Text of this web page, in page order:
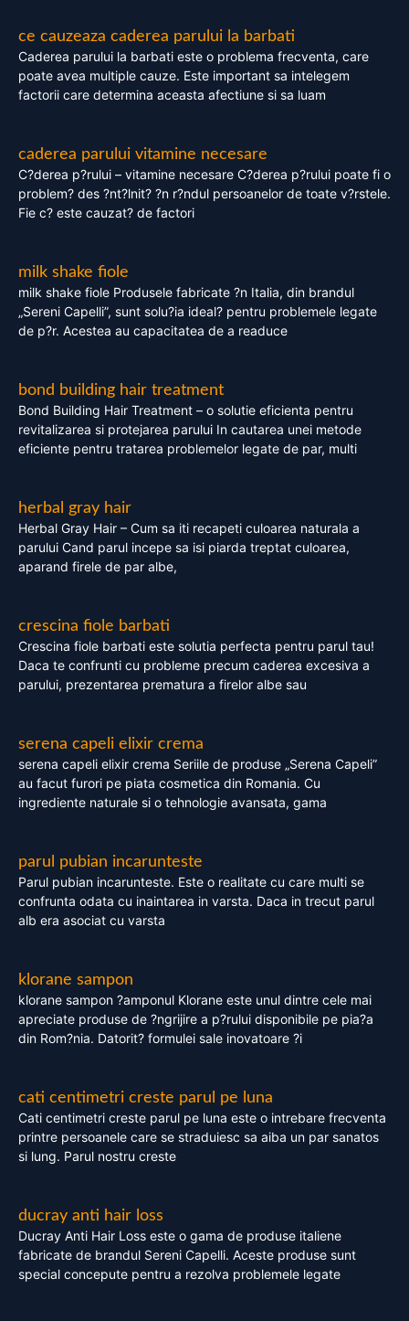
ce cauzeaza caderea parului la barbati
Caderea parului la barbati este o problema frecventa, care
poate avea multiple cauze. Este important sa intelegem
factorii care determina aceasta afectiune si sa luam
caderea parului vitamine necesare
C?derea p?rului – vitamine necesare C?derea p?rului poate fi o
problem? des ?nt?lnit? ?n r?ndul persoanelor de toate v?rstele.
Fie c? este cauzat? de factori
milk shake fiole
milk shake fiole Produsele fabricate ?n Italia, din brandul
„Sereni Capelli”, sunt solu?ia ideal? pentru problemele legate
de p?r. Acestea au capacitatea de a readuce
bond building hair treatment
Bond Building Hair Treatment – o solutie eficienta pentru
revitalizarea si protejarea parului In cautarea unei metode
eficiente pentru tratarea problemelor legate de par, multi
herbal gray hair
Herbal Gray Hair – Cum sa iti recapeti culoarea naturala a
parului Cand parul incepe sa isi piarda treptat culoarea,
aparand firele de par albe,
crescina fiole barbati
Crescina fiole barbati este solutia perfecta pentru parul tau!
Daca te confrunti cu probleme precum caderea excesiva a
parului, prezentarea prematura a firelor albe sau
serena capeli elixir crema
serena capeli elixir crema Seriile de produse „Serena Capeli”
au facut furori pe piata cosmetica din Romania. Cu
ingrediente naturale si o tehnologie avansata, gama
parul pubian incarunteste
Parul pubian incarunteste. Este o realitate cu care multi se
confrunta odata cu inaintarea in varsta. Daca in trecut parul
alb era asociat cu varsta
klorane sampon
klorane sampon ?amponul Klorane este unul dintre cele mai
apreciate produse de ?ngrijire a p?rului disponibile pe pia?a
din Rom?nia. Datorit? formulei sale inovatoare ?i
cati centimetri creste parul pe luna
Cati centimetri creste parul pe luna este o intrebare frecventa
printre persoanele care se straduiesc sa aiba un par sanatos
si lung. Parul nostru creste
ducray anti hair loss
Ducray Anti Hair Loss este o gama de produse italiene
fabricate de brandul Sereni Capelli. Aceste produse sunt
special concepute pentru a rezolva problemele legate